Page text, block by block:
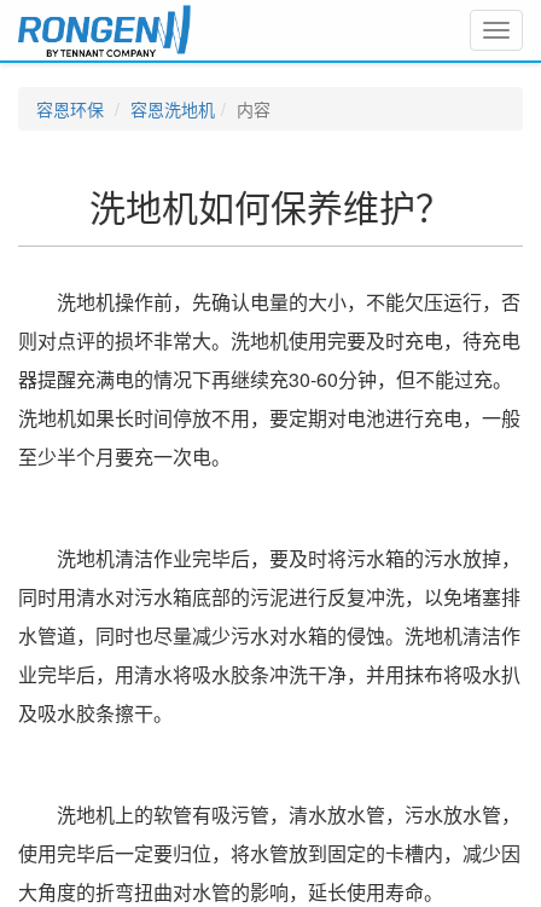
容恩环保 容恩洗地机 内容
洗地机如何保养维护？
洗地机操作前，先确认电量的大小，不能欠压运行，否
则对点评的损坏非常大。洗地机使用完要及时充电，待充电
器提醒充满电的情况下再继续充30-60分钟，但不能过充。
洗地机如果长时间停放不用，要定期对电池进行充电，一般
至少半个月要充一次电。
洗地机清洁作业完毕后，要及时将污水箱的污水放掉，
同时用清水对污水箱底部的污泥进行反复冲洗，以免堵塞排
水管道，同时也尽量减少污水对水箱的侵蚀。洗地机清洁作
业完毕后，用清水将吸水胶条冲洗干净，并用抹布将吸水扒
及吸水胶条擦干。
洗地机上的软管有吸污管，清水放水管，污水放水管，
使用完毕后一定要归位，将水管放到固定的卡槽内，减少因
大角度的折弯扭曲对水管的影响，延长使用寿命。